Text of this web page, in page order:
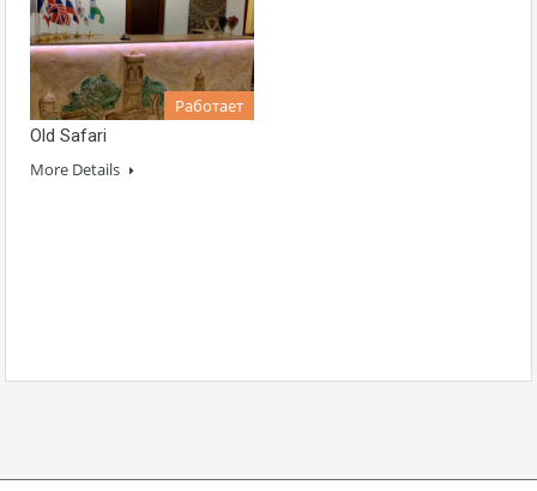
Работает
Old Safari
More Details